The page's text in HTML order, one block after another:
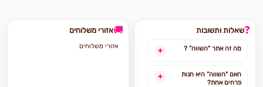
❓שאלות ותשובות
מה זה אתר "השווה” ?
האם "השווה” היא חנות
פרחים אחת?
🚚אזורי משלוחים
אזורי משלוחים